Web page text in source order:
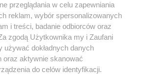
2 Zgłoś
partii która stawiała
ławeczki z dykty za 100
byc nieco bardziej
w komentowaniu działania
zwłaszcza suskiego
przeglądania w celu zapewniania
reklam, wybór spersonalizowanych
i treści, badanie odbiorców oraz
zgodą Użytkownika my i Zaufani
używać dokładnych danych
oraz aktywnie skanować
do celów identyfikacji.